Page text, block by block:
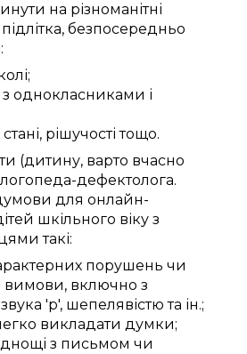
на різноманітні
підлітка, безпосередньо
;
з однокласниками і
стані, рішучості тощо.
(дитину, варто вчасно
логопеда-дефектолога.
для онлайн-
шкільного віку з
такі:
порушень чи
вимови, включно з
'р', шепелявістю та ін.;
викладати думки;
з письмом чи